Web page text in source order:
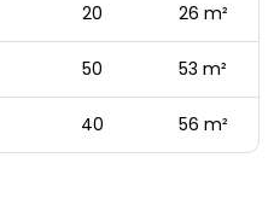
20 26 m²
50 53 m²
40 56 m²